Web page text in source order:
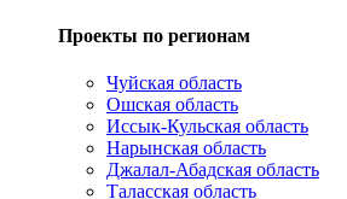
Проекты по регионам
Чуйская область
Ошская область
Иссык-Кульская область
Нарынская область
Джалал-Абадская область
Таласская область